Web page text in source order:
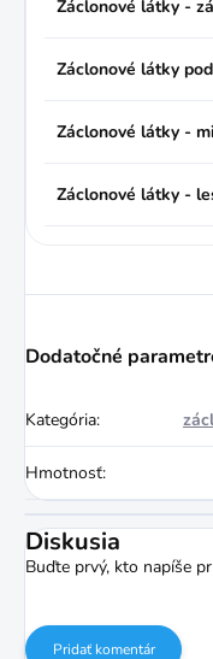
Záclonové látky -
Záclonové látky
Záclonové látky -
Záclonové látky -
Dodatočné
Kategória:
Hmotnosť:
Diskusia
Buďte prvý, kto napíše
Pridať komentár